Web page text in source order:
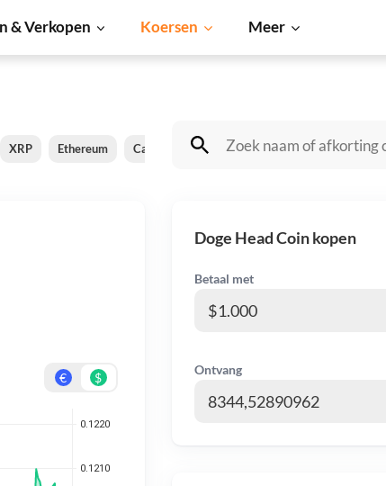
& Verkopen Koersen Meer
XRP Ethereum Cardano Shiba Inu Dogecoin Solana
€ $
Doge Head Coin kopen
Betaal met
Ontvang